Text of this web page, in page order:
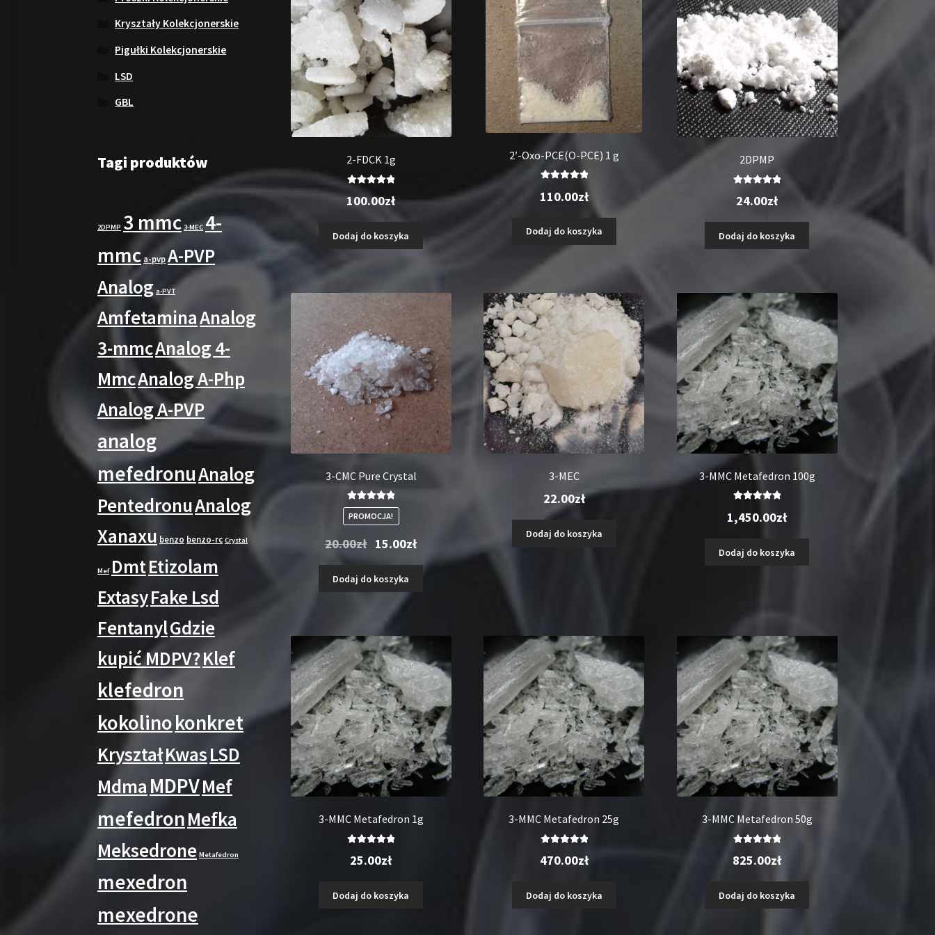
2-FDCK 1g
Oceniono
5.00na 5
100.00zł
Dodaj do koszyka
2′-Oxo-PCE(O-PCE) 1 g
5.00na 5
110.00zł
Dodaj do koszyka
2DPMP
5.00na 5
24.00zł
Dodaj do koszyka
3-CMC Pure Crystal
Oceniono
5.00na 5
PROMOCJA!
20.00zł
Pierwotna
20.00zł.
15.00złAktualna
wynosi:
Dodaj do koszyka
3-MEC
22.00zł
Dodaj do koszyka
3-MMC Metafedron 100g
5.00na 5
1,450.00zł
Dodaj do koszyka
3-MMC Metafedron 1g
5.00na 5
25.00zł
Dodaj do koszyka
3-MMC Metafedron 25g
5.00na 5
470.00zł
Dodaj do koszyka
3-MMC Metafedron 50g
5.00na 5
825.00zł
Dodaj do koszyka
Kryształy Kolekcjonerskie
Pigułki Kolekcjonerskie
LSD
GBL
Tagi produktów
2DPMP 3 mmc 3-MEC 4-
mmc a-pvpA-PVP
Analog a-PVT
AmfetaminaAnalog
3-mmcAnalog 4-
MmcAnalog A-Php
Analog A-PVP
analog
mefedronuAnalog
PentedronuAnalog
Xanaxu benzo benzo-rc Crystal
Mef DmtEtizolam
ExtasyFake Lsd
FentanylGdzie
kupić MDPV?Klef
klefedron
kokolinokonkret
KryształKwasLSD
Mdma MDPVMef
mefedronMefka
Meksedrone Metafedron
mexedron
mexedrone